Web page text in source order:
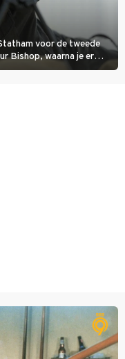
voor de tweede
Bishop, waarna je er
geplande pensioen niet